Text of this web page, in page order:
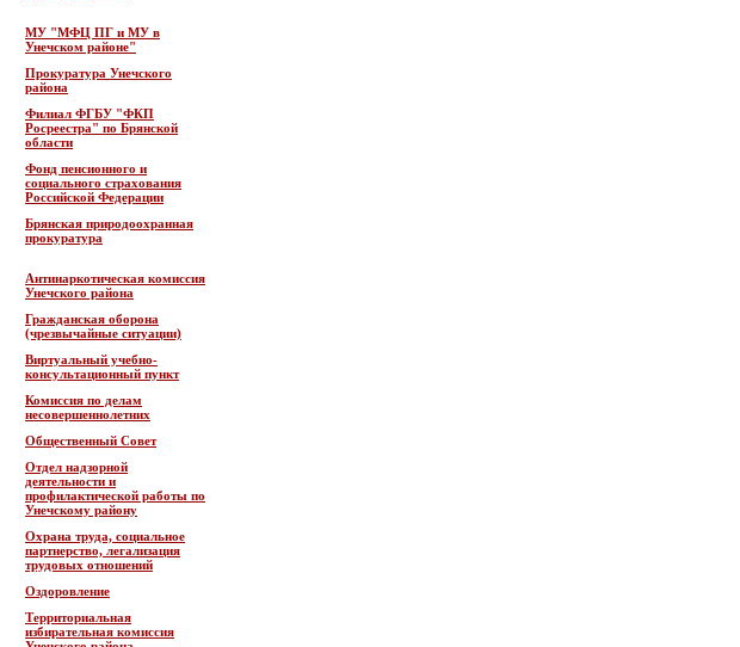
МУ "МФЦ ПГ и МУ в
Унечском районе"
Прокуратура Унечского
района
Филиал ФГБУ "ФКП
Росреестра" по Брянской
области
Фонд пенсионного и
социального страхования
Российской Федерации
Брянская природоохранная
прокуратура
Антинаркотическая комиссия
Унечского района
Гражданская оборона
(чрезвычайные ситуации)
Виртуальный учебно-
консультационный пункт
Комиссия по делам
несовершеннолетних
Общественный Совет
Отдел надзорной
деятельности и
профилактической работы по
Унечскому району
Охрана труда, социальное
партнерство, легализация
трудовых отношений
Оздоровление
Территориальная
избирательная комиссия